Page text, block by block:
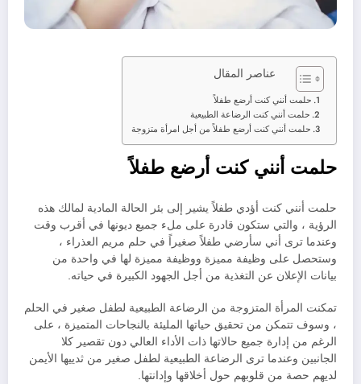
عناصر المقال
حلمت أنني كنت أرضع طفلاً
حلمت أنني كنت الرضاعة الطبيعية
حلمت أنني كنت أرضع طفلاً من أجل امرأة متزوجة
حلمت أنني كنت أرضع طفلاً
حلمت أنني كنت أؤدي طفلاً يشير إلى بئر الحالة المادية لمالك هذه
الرؤية ، والتي ستكون قادرة على ملء جميع ديونها في أقرب وقت
وعندما ترى أني سأرضي طفلاً صغيراً في حلم مريم العذراء ،
وستحصل على وظيفة مميزة ووظيفة مميزة لها في واحدة من
بيانات الإعلان عن التغذية من أجل الجهود الكبيرة في حياته.
تمكنت المرأة المتزوجة من الرضاعة الطبيعية لطفل صغير في الحلم
، وسوف تتمكن من تحقيق حياتها المليئة بالنجاحات المتميزة ، على
الرغم من إدارة جميع حالاتها ذات الأداء العالي دون تقصير كلا
الجانبين وعندما ترى الرضاعة الطبيعية لطفل صغير من ثدييها الأيمن
لديهم حصة من قلوبهم حول أخلاقها وإدانتها.